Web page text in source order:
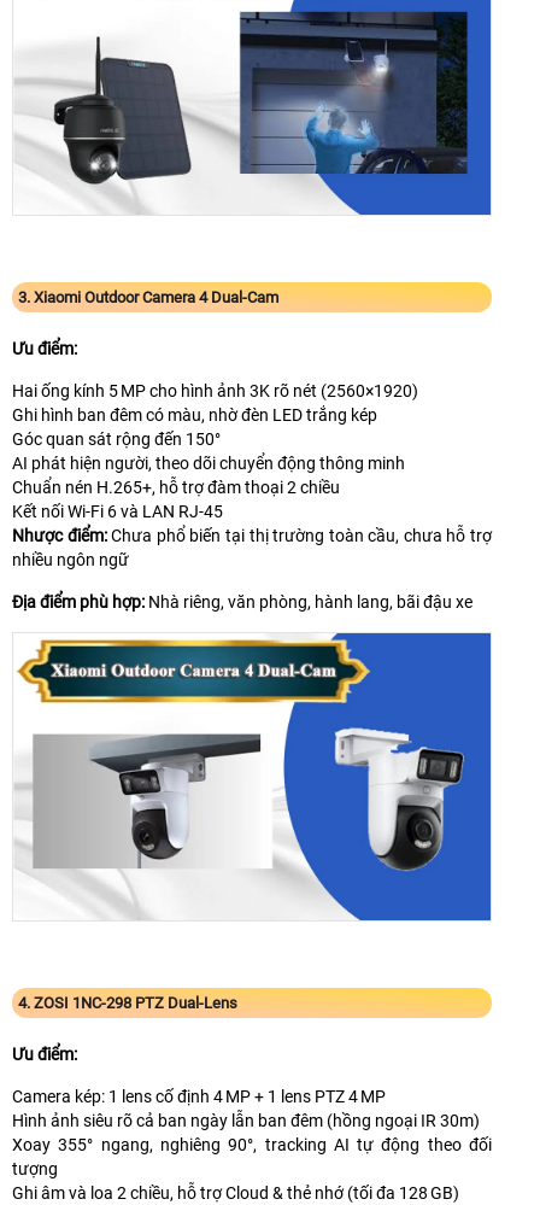
3. Xiaomi Outdoor Camera 4 Dual-Cam
Ưu điểm:
Hai ống kính 5 MP cho hình ảnh 3K rõ nét (2560×1920)
Ghi hình ban đêm có màu, nhờ đèn LED trắng kép
Góc quan sát rộng đến 150°
AI phát hiện người, theo dõi chuyển động thông minh
Chuẩn nén H.265+, hỗ trợ đàm thoại 2 chiều
Kết nối Wi‑Fi 6 và LAN RJ-45
Nhược điểm:Chưa phổ biến tại thị trường toàn cầu, chưa hỗ trợ
nhiều ngôn ngữ
Địa điểm phù hợp: Nhà riêng, văn phòng, hành lang, bãi đậu xe
4. ZOSI 1NC-298 PTZ Dual-Lens
Ưu điểm:
Camera kép: 1 lens cố định 4 MP + 1 lens PTZ 4 MP
Hình ảnh siêu rõ cả ban ngày lẫn ban đêm (hồng ngoại IR 30m)
Xoay 355° ngang, nghiêng 90°, tracking AI tự động theo đối
tượng
Ghi âm và loa 2 chiều, hỗ trợ Cloud & thẻ nhớ (tối đa 128 GB)